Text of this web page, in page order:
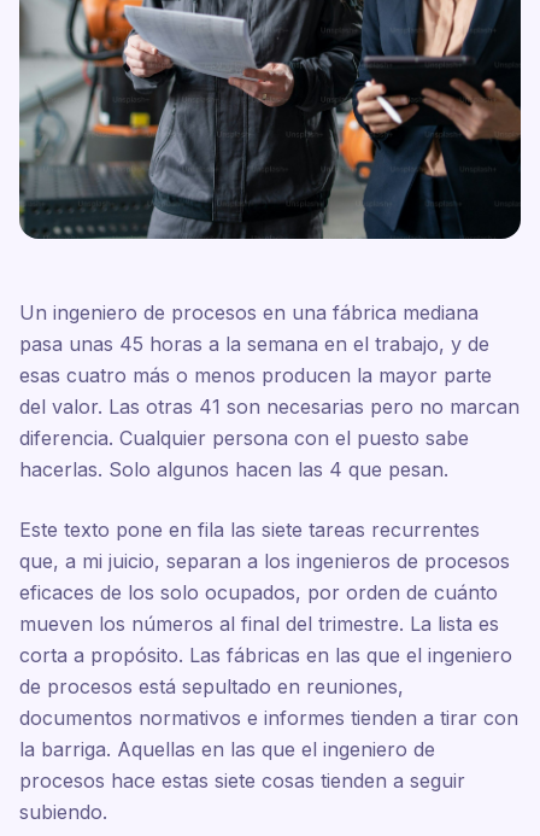
Un ingeniero de procesos en una fábrica mediana
pasa unas 45 horas a la semana en el trabajo, y de
esas cuatro más o menos producen la mayor parte
del valor. Las otras 41 son necesarias pero no marcan
diferencia. Cualquier persona con el puesto sabe
hacerlas. Solo algunos hacen las 4 que pesan.
Este texto pone en fila las siete tareas recurrentes
que, a mi juicio, separan a los ingenieros de procesos
eficaces de los solo ocupados, por orden de cuánto
mueven los números al final del trimestre. La lista es
corta a propósito. Las fábricas en las que el ingeniero
de procesos está sepultado en reuniones,
documentos normativos e informes tienden a tirar con
la barriga. Aquellas en las que el ingeniero de
procesos hace estas siete cosas tienden a seguir
subiendo.